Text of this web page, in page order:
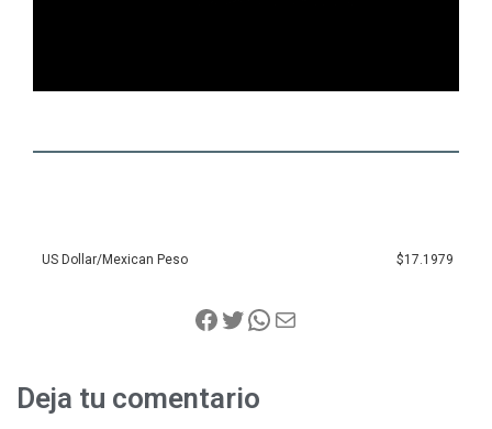
US Dollar/Mexican Peso $17.1979
Deja tu comentario